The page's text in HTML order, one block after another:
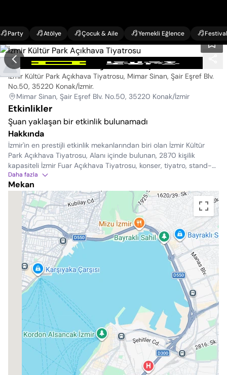
Party Atölye Çocuk & Aile Yemekli Eğlence Festival
İzmir Kültür Park Açıkhava Tiyatrosu
İzmir Kültür Park Açıkhava Tiyatrosu, Mimar Sinan, Şair Eşref Blv.
No.50, 35220 Konak/İzmir.
Mimar Sinan, Şair Eşref Blv. No.50, 35220 Konak/İzmir
Etkinlikler
Şuan yaklaşan bir etkinlik bulunamadı
Hakkında
İzmir'in en prestijli etkinlik mekanlarından biri olan İzmir Kültür
Park Açıkhava Tiyatrosu, Alanı içinde bulunan, 2870 kişilik
kapasiteli İzmir Fuar Açıkhava Tiyatrosu, konser, tiyatro, stand-
up, halk oyunları ve dans gösterilerine ev sahipliği yapar. Şehrin
merkezinde, Kültür Park Açıkhava Tiyatrosu içerisinde yer alan
bu açık hava tiyatrosu, yıl boyunca çeşitli konserler, tiyatro
oyunları, festivaller ve diğer kültürel etkinliklere ev sahipliği
yapar.
Daha fazla
Mekan